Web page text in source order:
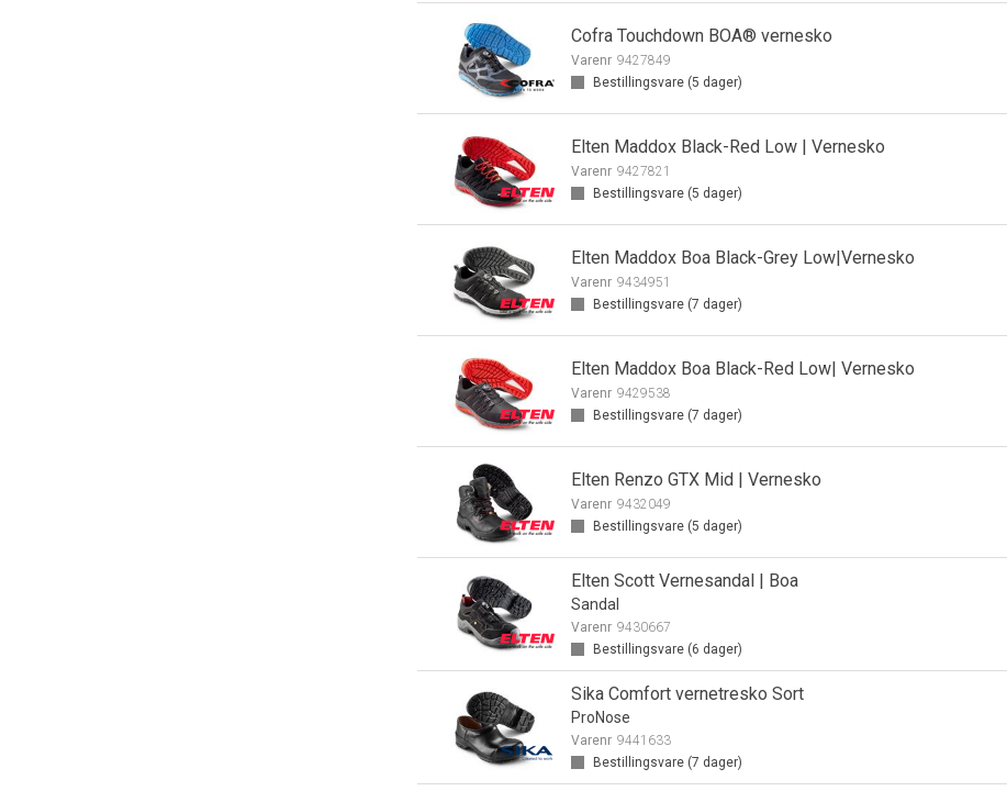
Cofra Touchdown BOA® vernesko
Varenr 9427849
Bestillingsvare (5 dager)
Elten Maddox Black-Red Low | Vernesko
Varenr 9427821
Bestillingsvare (5 dager)
Elten Maddox Boa Black-Grey Low|Vernesko
Varenr 9434951
Bestillingsvare (7 dager)
Elten Maddox Boa Black-Red Low| Vernesko
Varenr 9429538
Bestillingsvare (7 dager)
Elten Renzo GTX Mid | Vernesko
Varenr 9432049
Bestillingsvare (5 dager)
Elten Scott Vernesandal | Boa
Sandal
Varenr 9430667
Bestillingsvare (6 dager)
Sika Comfort vernetresko Sort
ProNose
Varenr 9441633
Bestillingsvare (7 dager)